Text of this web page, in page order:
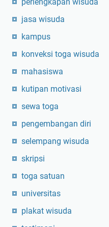
jasa wisuda
kampus
konveksi toga wisuda
mahasiswa
kutipan motivasi
sewa toga
pengembangan diri
selempang wisuda
skripsi
toga satuan
universitas
plakat wisuda